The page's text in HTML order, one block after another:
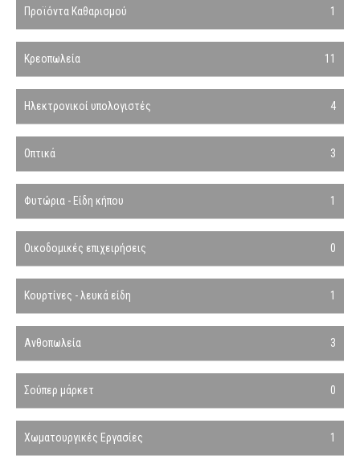
Προϊόντα Καθαρισμού 1
Κρεοπωλεία 11
Ηλεκτρονικοί υπολογιστές 4
Οπτικά 3
Φυτώρια - Είδη κήπου 1
Οικοδομικές επιχειρήσεις 0
Κουρτίνες - λευκά είδη 1
Ανθοπωλεία 3
Σούπερ μάρκετ 0
Χωματουργικές Εργασίες 1